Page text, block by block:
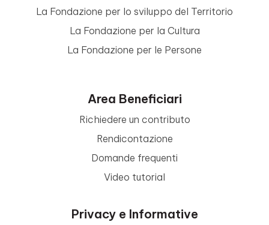
La Fondazione per lo sviluppo del Territorio
La Fondazione per la Cultura
La Fondazione per le Persone
Area Beneficiari
Richiedere un contributo
Rendicontazione
Domande frequenti
Video tutorial
Privacy e Informative